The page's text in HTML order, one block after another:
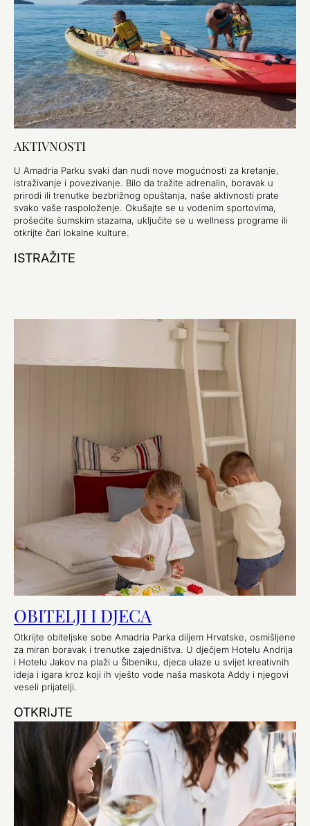
AKTIVNOSTI
U Amadria Parku svaki dan nudi nove mogućnosti za kretanje,
istraživanje i povezivanje. Bilo da tražite adrenalin, boravak u
prirodi ili trenutke bezbrižnog opuštanja, naše aktivnosti prate
svako vaše raspoloženje. Okušajte se u vodenim sportovima,
prošećite šumskim stazama, uključite se u wellness programe ili
otkrijte čari lokalne kulture.
ISTRAŽITE
OBITELJI I DJECA
Otkrijte obiteljske sobe Amadria Parka diljem Hrvatske, osmišljene
za miran boravak i trenutke zajedništva. U dječjem Hotelu Andrija
i Hotelu Jakov na plaži u Šibeniku, djeca ulaze u svijet kreativnih
ideja i igara kroz koji ih vješto vode naša maskota Addy i njegovi
veseli prijatelji.
OTKRIJTE